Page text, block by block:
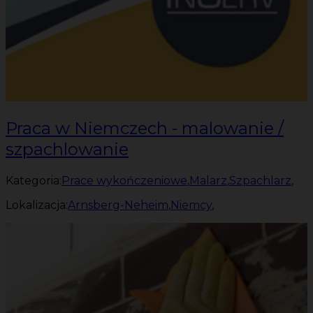
Praca w Niemczech - malowanie /
szpachlowanie
Kategoria:Prace wykończeniowe,Malarz,Szpachlarz,
Lokalizacja:Arnsberg-Neheim,Niemcy,